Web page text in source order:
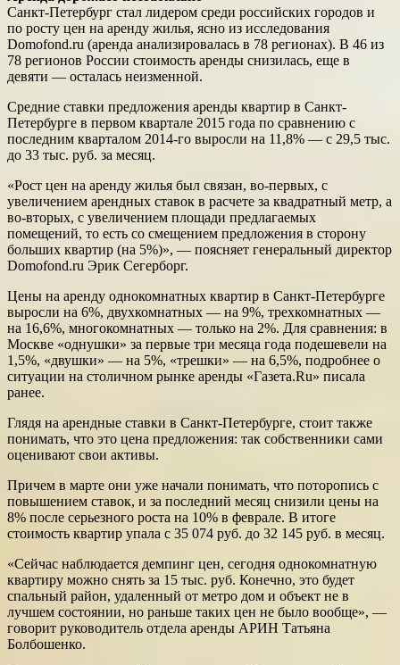
Санкт-Петербург стал лидером среди российских городов и
по росту цен на аренду жилья, ясно из исследования
Domofond.ru (аренда анализировалась в 78 регионах). В 46 из
78 регионов России стоимость аренды снизилась, еще в
девяти — осталась неизменной.
Средние ставки предложения аренды квартир в Санкт-
Петербурге в первом квартале 2015 года по сравнению с
последним кварталом 2014-го выросли на 11,8% — с 29,5 тыс.
до 33 тыс. руб. за месяц.
«Рост цен на аренду жилья был связан, во-первых, с
увеличением арендных ставок в расчете за квадратный метр, а
во-вторых, с увеличением площади предлагаемых
помещений, то есть со смещением предложения в сторону
больших квартир (на 5%)», — поясняет генеральный директор
Domofond.ru Эрик Сегерборг.
Цены на аренду однокомнатных квартир в Санкт-Петербурге
выросли на 6%, двухкомнатных — на 9%, трехкомнатных —
на 16,6%, многокомнатных — только на 2%. Для сравнения: в
Москве «однушки» за первые три месяца года подешевели на
1,5%, «двушки» — на 5%, «трешки» — на 6,5%, подробнее о
ситуации на столичном рынке аренды «Газета.Ru» писала
ранее.
Глядя на арендные ставки в Санкт-Петербурге, стоит также
понимать, что это цена предложения: так собственники сами
оценивают свои активы.
Причем в марте они уже начали понимать, что поторопись с
повышением ставок, и за последний месяц снизили цены на
8% после серьезного роста на 10% в феврале. В итоге
стоимость квартир упала с 35 074 руб. до 32 145 руб. в месяц.
«Сейчас наблюдается демпинг цен, сегодня однокомнатную
квартиру можно снять за 15 тыс. руб. Конечно, это будет
спальный район, удаленный от метро дом и объект не в
лучшем состоянии, но раньше таких цен не было вообще», —
говорит руководитель отдела аренды АРИН Татьяна
Болбошенко.